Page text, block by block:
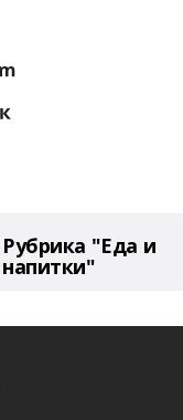
Рубрика "Еда и
напитки"